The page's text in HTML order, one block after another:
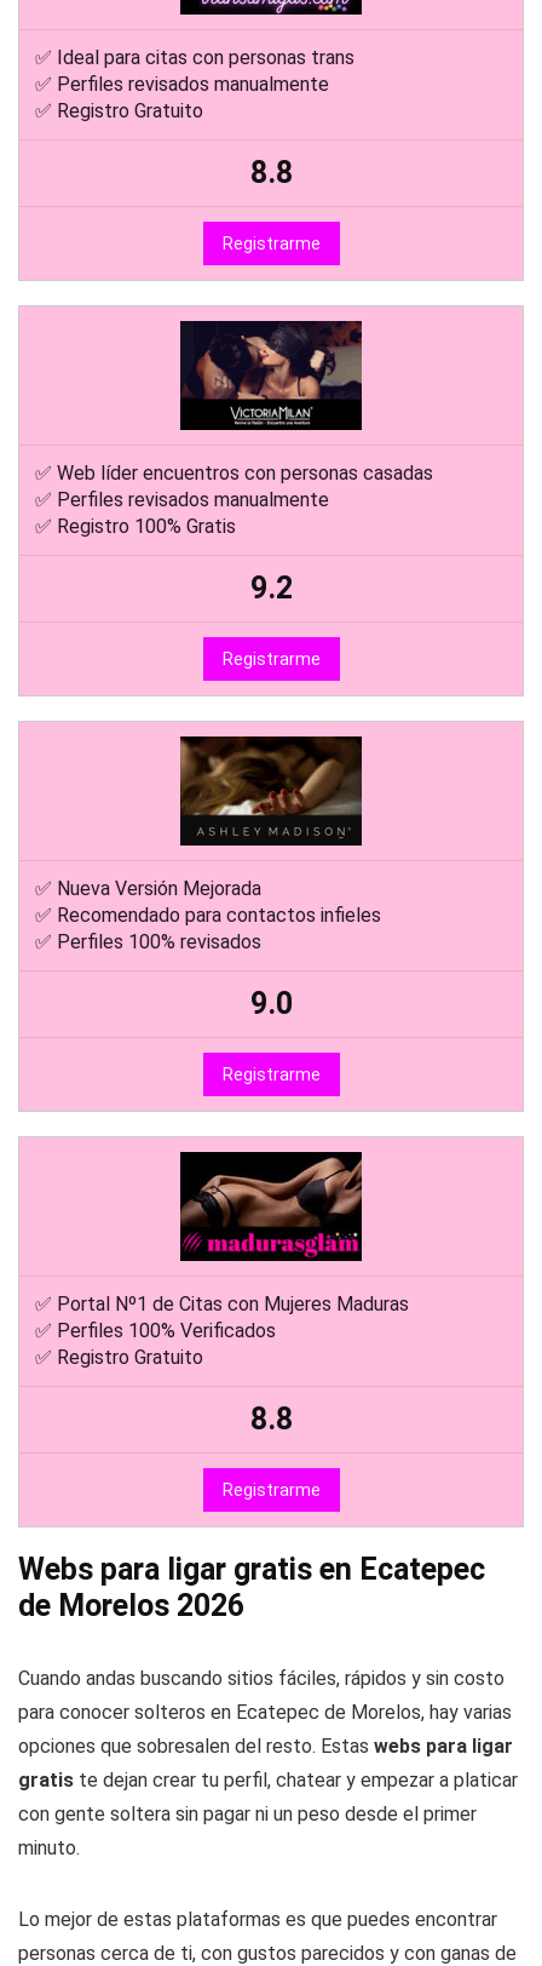
✅ Ideal para citas con personas trans
✅ Perfiles revisados manualmente
✅ Registro Gratuito
8.8
Registrarme
✅ Web líder encuentros con personas casadas
✅ Perfiles revisados manualmente
✅ Registro 100% Gratis
9.2
Registrarme
✅ Nueva Versión Mejorada
✅ Recomendado para contactos infieles
✅ Perfiles 100% revisados
9.0
Registrarme
✅ Portal Nº1 de Citas con Mujeres Maduras
✅ Perfiles 100% Verificados
✅ Registro Gratuito
8.8
Registrarme
Webs para ligar gratis en Ecatepec
de Morelos 2026
Cuando andas buscando sitios fáciles, rápidos y sin costo
para conocer solteros en Ecatepec de Morelos, hay varias
opciones que sobresalen del resto. Estas webs para ligar
gratis te dejan crear tu perfil, chatear y empezar a platicar
con gente soltera sin pagar ni un peso desde el primer
minuto.
Lo mejor de estas plataformas es que puedes encontrar
personas cerca de ti, con gustos parecidos y con ganas de